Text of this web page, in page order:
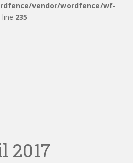
vendor/wordfence/wf-
line 235
2017